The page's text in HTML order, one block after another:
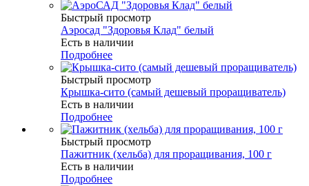
Быстрый просмотр
Аэросад "Здоровья Клад" белый
Есть в наличии
Подробнее
Быстрый просмотр
Крышка-сито (самый дешевый проращиватель)
Есть в наличии
Подробнее
Быстрый просмотр
Пажитник (хельба) для проращивания, 100 г
Есть в наличии
Подробнее